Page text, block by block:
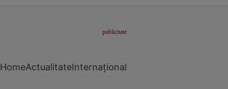
HomeActualitateInternațional